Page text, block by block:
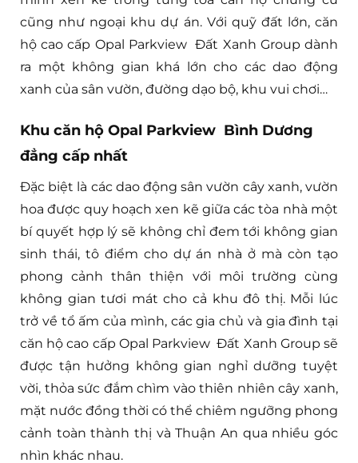
cũng như ngoại khu dự án. Với quỹ đất lớn, căn
hộ cao cấp Opal Parkview Đất Xanh Group dành
ra một không gian khá lớn cho các dao động
xanh của sân vườn, đường dạo bộ, khu vui chơi…
Khu căn hộ Opal Parkview Bình Dương
đẳng cấp nhất
Đặc biệt là các dao động sân vườn cây xanh, vườn
hoa được quy hoạch xen kẽ giữa các tòa nhà một
bí quyết hợp lý sẽ không chỉ đem tới không gian
sinh thái, tô điểm cho dự án nhà ở mà còn tạo
phong cảnh thân thiện với môi trường cùng
không gian tươi mát cho cả khu đô thị. Mỗi lúc
trở về tổ ấm của mình, các gia chủ và gia đình tại
căn hộ cao cấp Opal Parkview Đất Xanh Group sẽ
được tận hưởng không gian nghỉ dưỡng tuyệt
vời, thỏa sức đắm chìm vào thiên nhiên cây xanh,
mặt nước đồng thời có thể chiêm ngưỡng phong
cảnh toàn thành thị và Thuận An qua nhiều góc
nhìn khác nhau.